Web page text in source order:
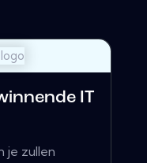
IT
je zullen